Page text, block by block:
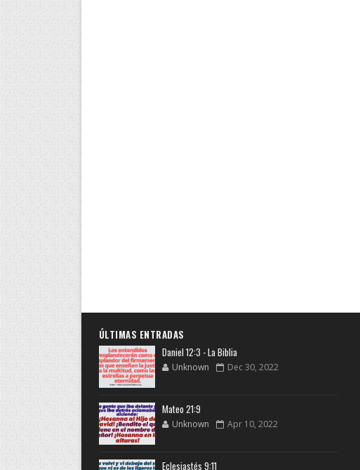
ÚLTIMAS ENTRADAS
Daniel 12:3 - La Biblia
Unknown Dec 30, 2022
Mateo 21:9
Unknown Apr 10, 2022
Eclesiastés 9:11